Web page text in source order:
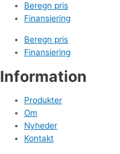
Beregn pris
Finansiering
Beregn pris
Finansiering
Information
Produkter
Om
Nyheder
Kontakt